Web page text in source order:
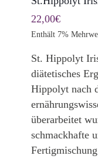
22,00€
Enthält 7%
St. Hippolyt
diätetisches
Hippolyt nach
überarbeitet
schmackhafte